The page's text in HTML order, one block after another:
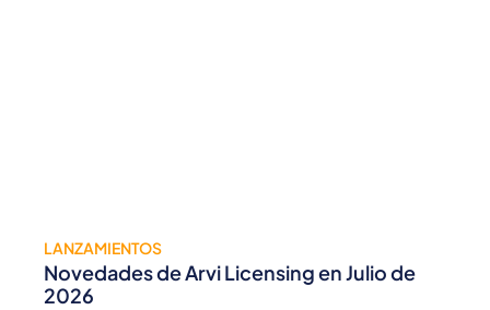
LANZAMIENTOS
Novedades de Arvi Licensing en Julio de
2026